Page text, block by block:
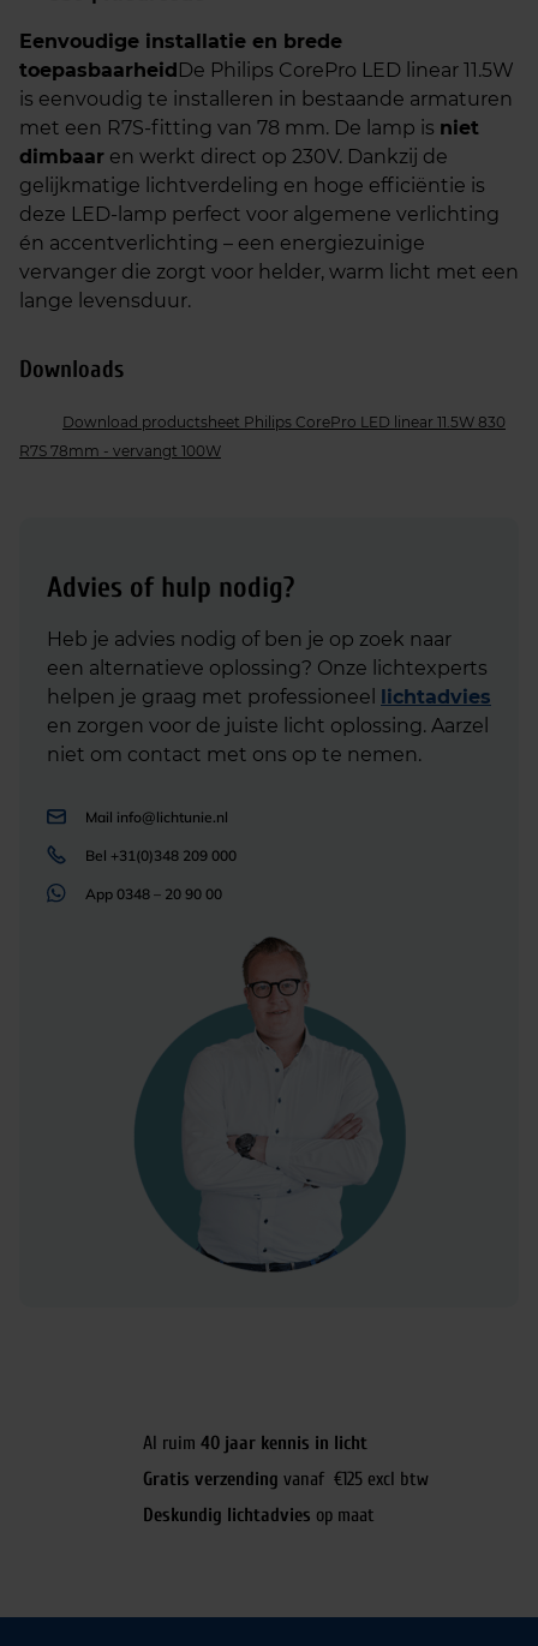
Eenvoudige installatie en brede
toepasbaarheidDe Philips CorePro LED linear 11.5W
is eenvoudig te installeren in bestaande armaturen
met een R7S-fitting van 78 mm. De lamp is niet
dimbaar en werkt direct op 230V. Dankzij de
gelijkmatige lichtverdeling en hoge efficiëntie is
deze LED-lamp perfect voor algemene verlichting
én accentverlichting – een energiezuinige
vervanger die zorgt voor helder, warm licht met een
lange levensduur.
Downloads
Download productsheet Philips CorePro LED linear 11.5W 830
R7S 78mm - vervangt 100W
Advies of hulp nodig?
Heb je advies nodig of ben je op zoek naar
een alternatieve oplossing? Onze lichtexperts
helpen je graag met professioneel lichtadvies
en zorgen voor de juiste licht oplossing. Aarzel
niet om contact met ons op te nemen.
Mail info@lichtunie.nl
Bel +31(0)348 209 000
App 0348 – 20 90 00
Al ruim 40 jaar kennis in licht
Gratis verzending vanaf €125 excl btw
Deskundig lichtadvies op maat